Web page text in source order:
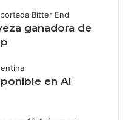
ganadora de
en Al